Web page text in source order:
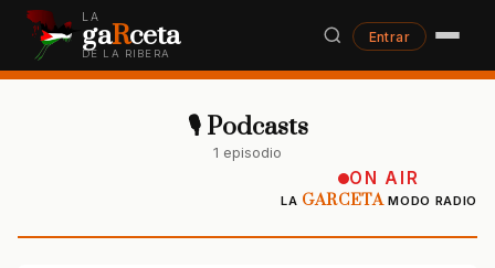
LA
gaRceta
DE LA RIBERA
Entrar
🎙 Podcasts
1 episodio
ON AIR
LA GARCETAMODO RADIO